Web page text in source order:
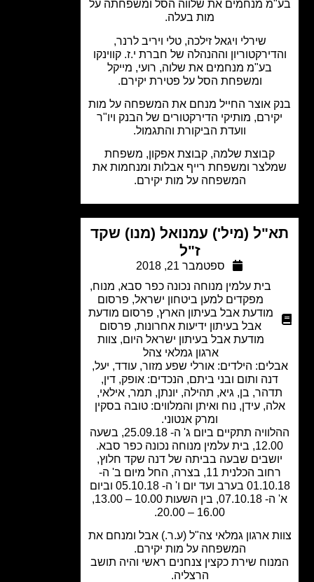
מנחמים את שלווה הסל ומשפחתה על
מות בעלה.
שירלי ויגאל זילכה, טלי ויריב לרנר,
וההנהלה של חברת י.ז. קווינקו
בע"מ מנחמים את שלוה, רועי, מייקל
ומשפחת הסל על פטירת יקירם.
אוצר החייל מנחם את המשפחה על מות
מותיקי הדירקטורים של הבנק ויו"ר
וועדת הביקורת והתגמול.
קבוצת שלמה, קבוצת אפקון, משפחת
ומשפחת רייף אבלות ומנחמות את
המשפחה על מות יקירם.
(מיל') עמנואל (מנו) שקד
ספטמבר 21, 2018
בית עלמין מנוחה נכונה כפר סבא,מנוח,
מפקדים למען ביטחון ישראל, פרסום
מודעת אבל בעיתון הארץ,פרסום מודעת
אבל בעיתון ידיעות אחרונות,פרסום
מודעת אבל בעיתון ישראל היום,צוות
ארגון גמלאי צהל
הילדים: אורלי שפע מזור, עודד, יעל,
ותום ובני ביתם, הנכדים: אופק, דין,
בן, גיא, תהילה, יונתן, תמר, אילאי,
עידן, נוח ואיתן והמלווים: טובה בסקין
ומרק אנטוני.
ההלוויה תתקיים ביום ג' ה- 25.09.18, בשעה
שבעה בביתה של דנה שקד חלוץ,
רחוב הכלנית 11, בצרה, החל מיום ב' ה-
01.10.18 בערב ועד יום ו' ה- 05.10.18 וביום
א' ה- 07.10.18, בין השעות 10.00 – 13.00,
ארגון גמלאי צה"ל (ע.ר.) אבל ומנחם את
המשפחה על מות יקירם.
שירת כקצין צנחנים ראשי והיה תושב
הרצליה.